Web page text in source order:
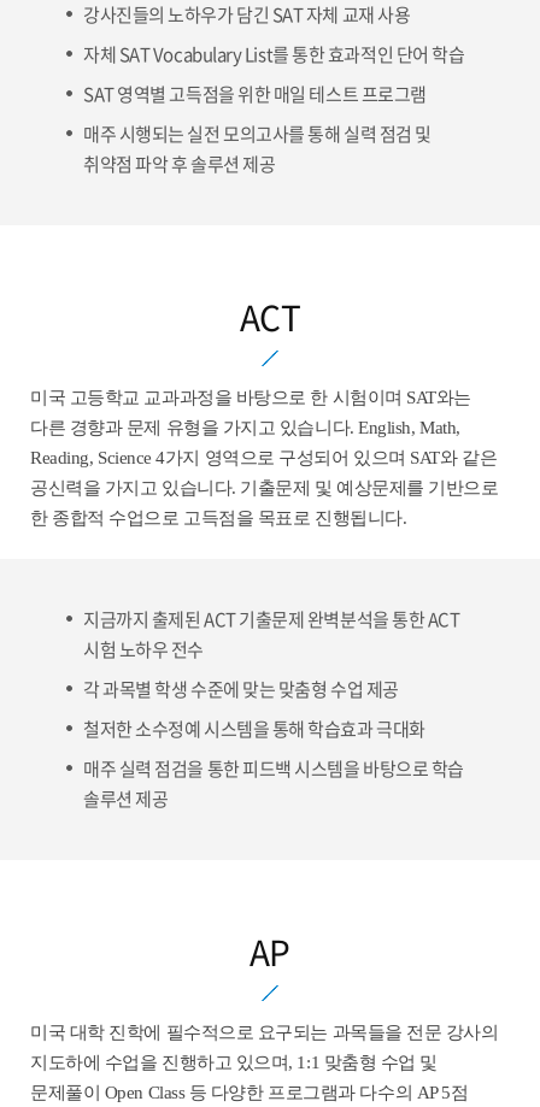
강사진들의 노하우가 담긴 SAT 자체 교재 사용
자체 SAT Vocabulary List를 통한 효과적인 단어 학습
SAT 영역별 고득점을 위한 매일 테스트 프로그램
매주 시행되는 실전 모의고사를 통해 실력 점검 및
취약점 파악 후 솔루션 제공
ACT
미국 고등학교 교과과정을 바탕으로 한 시험이며 SAT와는
다른 경향과 문제 유형을 가지고 있습니다. English, Math,
Reading, Science 4가지 영역으로 구성되어 있으며 SAT와 같은
공신력을 가지고 있습니다. 기출문제 및 예상문제를 기반으로
한 종합적 수업으로 고득점을 목표로 진행됩니다.
지금까지 출제된 ACT 기출문제 완벽분석을 통한 ACT
시험 노하우 전수
각 과목별 학생 수준에 맞는 맞춤형 수업 제공
철저한 소수정예 시스템을 통해 학습효과 극대화
매주 실력 점검을 통한 피드백 시스템을 바탕으로 학습
솔루션 제공
AP
미국 대학 진학에 필수적으로 요구되는 과목들을 전문 강사의
지도하에 수업을 진행하고 있으며, 1:1 맞춤형 수업 및
문제풀이 Open Class 등 다양한 프로그램과 다수의 AP 5점